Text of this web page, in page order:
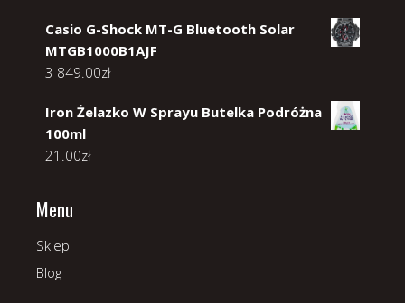
Casio G-Shock MT-G Bluetooth Solar
MTGB1000B1AJF
3 849.00zł
Iron Żelazko W Sprayu Butelka Podróżna
100ml
21.00zł
Menu
Sklep
Blog